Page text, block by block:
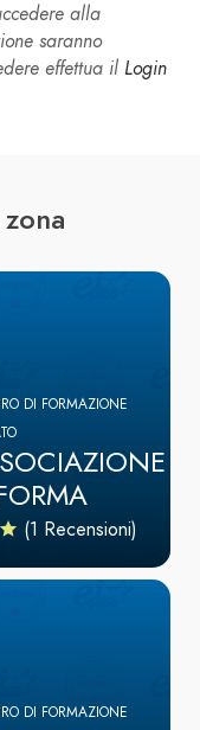
alla
saranno
effettua il Login
DI FORMAZIONE
(1 Recensioni)
DI FORMAZIONE